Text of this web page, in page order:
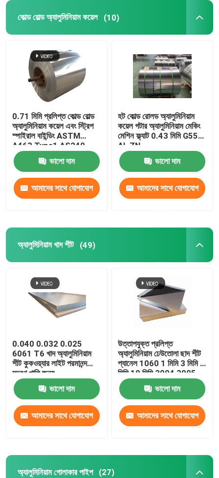
কোল্ড রোল্ড অ্যালুমিনিয়াম কয়েল (10)
0.71 মিমি প্রলিপ্ত কোল্ড রোল্ড
অ্যালুমিনিয়াম কয়েল এবং স্ট্রিপ
স্পাইরাল বাইন্ডিং ASTM
A463 Type1 AS240-
300
ভালো দাম
আমাদের সাথে যোগাযোগ
হট কোল্ড রোলড অ্যালুমিনিয়াম
কয়েল গটার অ্যালুমিনিয়াম মেকিং
মেশিন ফ্ল্যাট 0.43 মিমি G550
AL ZN
ভালো দাম
আমাদের সাথে যোগাযোগ
অ্যালুমিনিয়াম খাদ শীট (49)
0.040 0.032 0.025
6061 T6 খাদ অ্যালুমিনিয়াম
শীট কুকওয়্যার লাইট পরমানন্দ
মুদ্রণ খালি জন্য
ভালো দাম
আমাদের সাথে যোগাযোগ
উত্তাপযুক্ত প্রলিপ্ত
অ্যালুমিনিয়াম ঢেউতোলা ছাদ শীট
প্যানেল 1060 1 মিমি 3 মিমি 5
মিমি 10 মিমি 3004 3005
ভালো দাম
আমাদের সাথে যোগাযোগ
অ্যালুমিনিয়াম গোলাকার পাইপ (27)